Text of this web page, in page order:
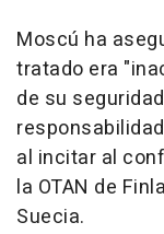
Moscú ha
tratado era
de su
al incitar al
la OTAN de
Suecia.